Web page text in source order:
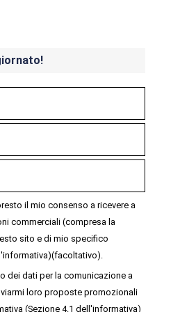
il mio consenso a ricevere a
commerciali (compresa la
sito e di mio specifico
dei dati per la comunicazione a
loro proposte promozionali
(Sezione 4.1 dell'informativa)